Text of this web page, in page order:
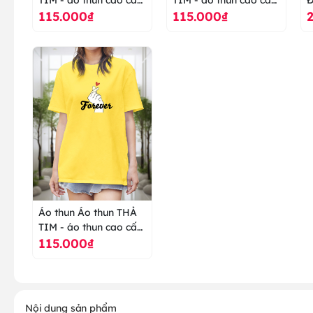
ranus
115.000₫
ranus
115.000₫
Áo thun Áo thun THẢ
TIM - áo thun cao cấp
ranus
115.000₫
Nội dung sản phẩm